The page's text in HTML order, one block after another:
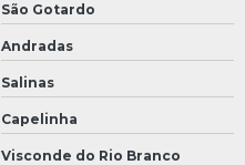
São Gotardo
Andradas
Salinas
Capelinha
Visconde do Rio Branco